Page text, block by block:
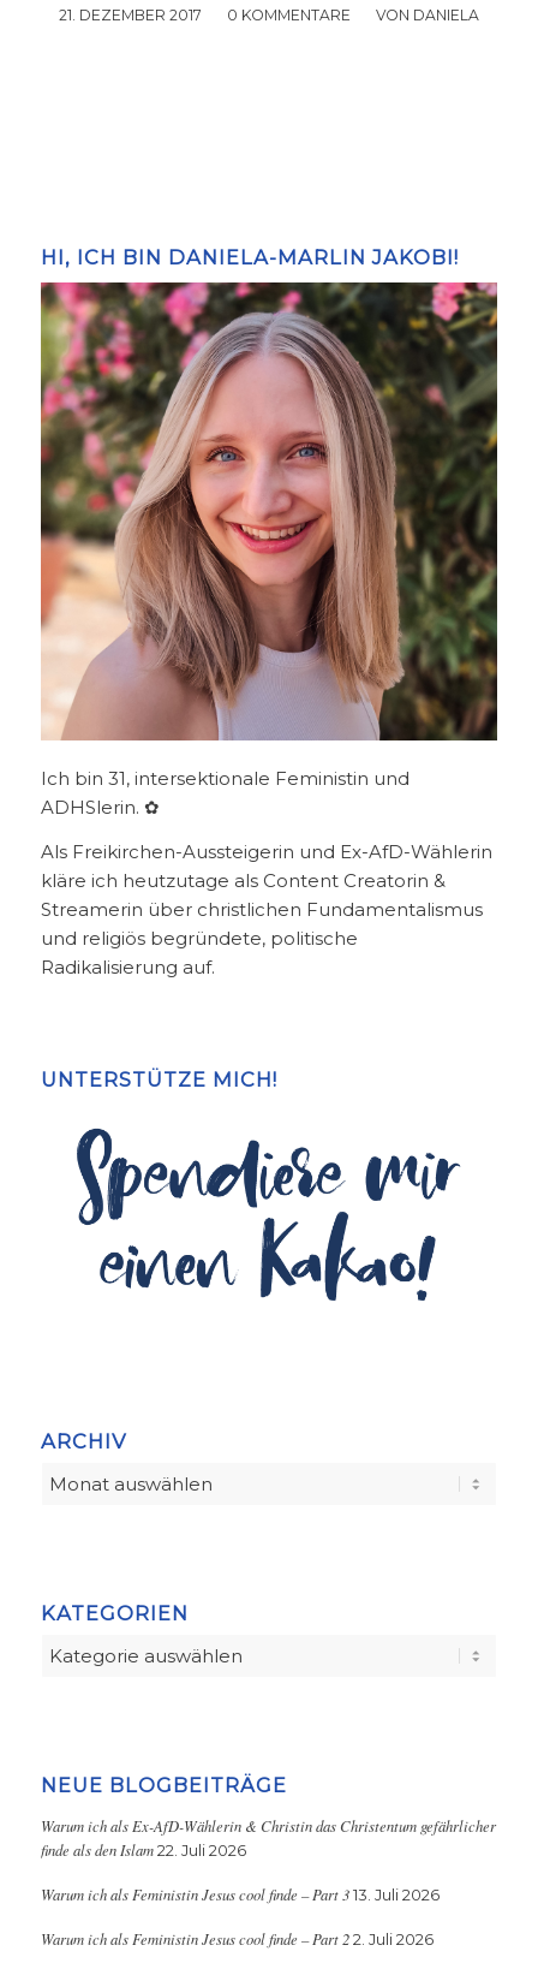
21. DEZEMBER 2017
/ 0 KOMMENTARE
/ VON DANIELA
HI, ICH BIN DANIELA-MARLIN JAKOBI!
Ich bin 31, intersektionale Feministin und
ADHSlerin. ✿
Als Freikirchen-Aussteigerin und Ex-AfD-Wählerin
kläre ich heutzutage als Content Creatorin &
Streamerin über christlichen Fundamentalismus
und religiös begründete, politische
Radikalisierung auf.
UNTERSTÜTZE MICH!
ARCHIV
KATEGORIEN
Kategorien
NEUE BLOGBEITRÄGE
Warum ich als Ex-AfD-Wählerin & Christin das Christentum gefährlicher
finde als den Islam 22. Juli 2026
Warum ich als Feministin Jesus cool finde – Part 3 13. Juli 2026
Warum ich als Feministin Jesus cool finde – Part 2 2. Juli 2026